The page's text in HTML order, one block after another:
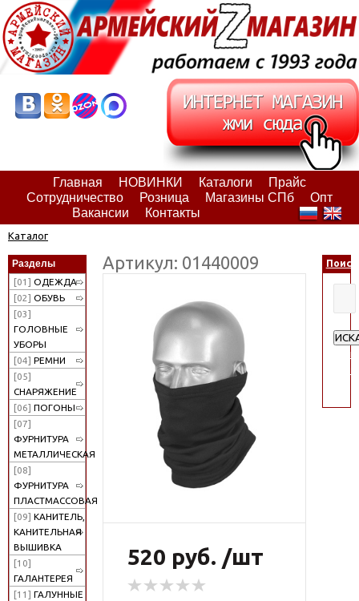
Главная НОВИНКИ Каталоги
Прайс
Сотрудничество
Розница Магазины СПб
Опт
Вакансии
Контакты
Каталог
Разделы
[01] ОДЕЖДА
[02] ОБУВЬ
[03]
ГОЛОВНЫЕ
УБОРЫ
[04] РЕМНИ
[05]
СНАРЯЖЕНИЕ
[06] ПОГОНЫ
[07]
ФУРНИТУРА
МЕТАЛЛИЧЕСКАЯ
[08]
ФУРНИТУРА
ПЛАСТМАССОВАЯ
[09] КАНИТЕЛЬ,
КАНИТЕЛЬНАЯ
ВЫШИВКА
[10]
ГАЛАНТЕРЕЯ
[11] ГАЛУННЫЕ
Артикул: 01440009
520 руб. /шт
Поиск